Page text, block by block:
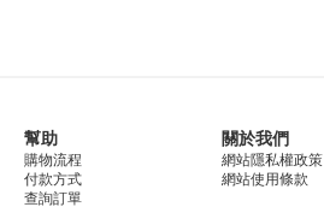
幫助
購物流程
付款方式
查詢訂單
關於我們
網站隱私權政策
網站使用條款